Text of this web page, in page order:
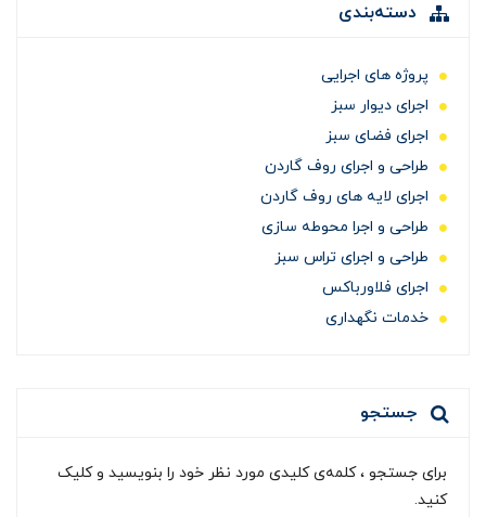
دسته‌بندی
پروژه های اجرایی
اجرای دیوار سبز
اجرای فضای سبز
طراحی و اجرای روف گاردن
اجرای لایه های روف گاردن
طراحی و اجرا محوطه سازی
طراحی و اجرای تراس سبز
اجرای فلاورباکس
خدمات نگهداری
جستجو
برای جستجو ، کلمه‌ی کلیدی مورد نظر خود را بنویسید و کلیک
کنید.